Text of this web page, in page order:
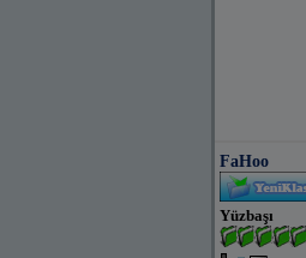
FaHoo
Yüzbaşı